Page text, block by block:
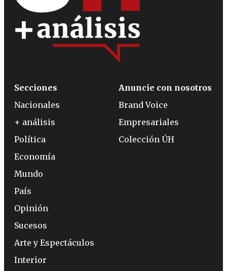
Secciones
Nacionales
+ análisis
Política
Economía
Mundo
País
Opinión
Sucesos
Arte y Espectáculos
Interior
Anuncie con nosotros
Brand Voice
Empresariales
Colección ÚH